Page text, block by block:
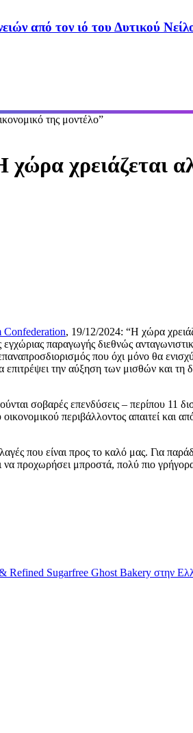
από τον ιό του Δυτικού
της μοντέλο”
χρειάζεται
Confederation, 19/12/2024: “Η χώρα
παραγωγής διεθνώς
που όχι μόνο θα
την αύξηση των μισθών και τη
σοβαρές επενδύσεις – περίπου 11
περιβάλλοντος απαιτεί και
που είναι προς το καλό μας. Για
να προχωρήσει μπροστά, πολύ πιο
Refined Sugarfree Ghost Bakery στην